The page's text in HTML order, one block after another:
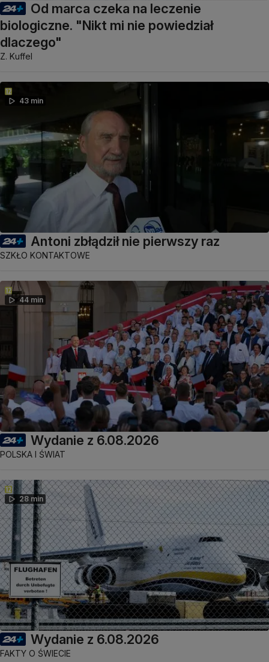
Od marca czeka na leczenie
biologiczne. "Nikt mi nie powiedział
dlaczego"
Z. Kuffel
43 min
Antoni zbłądził nie pierwszy raz
SZKŁO KONTAKTOWE
44 min
Wydanie z 6.08.2026
POLSKA I ŚWIAT
28 min
Wydanie z 6.08.2026
FAKTY O ŚWIECIE